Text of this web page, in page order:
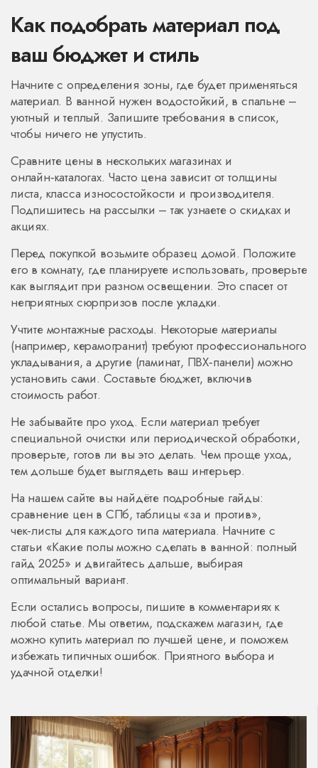
Как подобрать материал под
ваш бюджет и стиль
Начните с определения зоны, где будет применяться
материал. В ванной нужен водостойкий, в спальне –
уютный и теплый. Запишите требования в список,
чтобы ничего не упустить.
Сравните цены в нескольких магазинах и
онлайн‑каталогах. Часто цена зависит от толщины
листа, класса износостойкости и производителя.
Подпишитесь на рассылки – так узнаете о скидках и
акциях.
Перед покупкой возьмите образец домой. Положите
его в комнату, где планируете использовать, проверьте
как выглядит при разном освещении. Это спасет от
неприятных сюрпризов после укладки.
Учтите монтажные расходы. Некоторые материалы
(например, керамогранит) требуют профессионального
укладывания, а другие (ламинат, ПВХ‑панели) можно
установить сами. Составьте бюджет, включив
стоимость работ.
Не забывайте про уход. Если материал требует
специальной очистки или периодической обработки,
проверьте, готов ли вы это делать. Чем проще уход,
тем дольше будет выглядеть ваш интерьер.
На нашем сайте вы найдёте подробные гайды:
сравнение цен в СПб, таблицы «за и против»,
чек‑листы для каждого типа материала. Начните с
статьи «Какие полы можно сделать в ванной: полный
гайд 2025» и двигайтесь дальше, выбирая
оптимальный вариант.
Если остались вопросы, пишите в комментариях к
любой статье. Мы ответим, подскажем магазин, где
можно купить материал по лучшей цене, и поможем
избежать типичных ошибок. Приятного выбора и
удачной отделки!